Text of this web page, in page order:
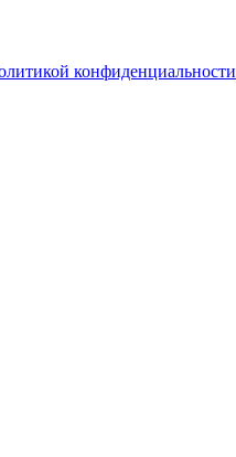
конфиденциальности